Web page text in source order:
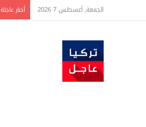
الجمعة, أغسطس 7 2026 أخبار عاجلة